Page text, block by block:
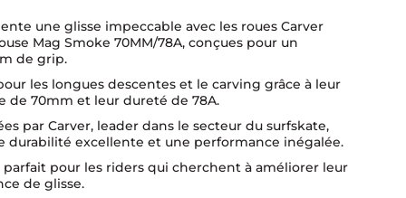
une glisse impeccable avec les roues Carver
Mag Smoke 70MM/78A, conçues pour un
de grip.
les longues descentes et le carving grâce à leur
de 70mm et leur dureté de 78A.
par Carver, leader dans le secteur du surfskate,
durabilité excellente et une performance inégalée.
parfait pour les riders qui cherchent à améliorer leur
de glisse.